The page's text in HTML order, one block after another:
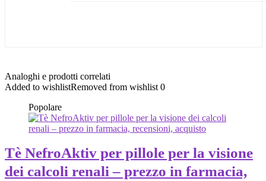
Analoghi e prodotti correlati
Added to wishlistRemoved from wishlist 0
Popolare
Tè NefroAktiv per pillole per la visione
dei calcoli renali – prezzo in farmacia,